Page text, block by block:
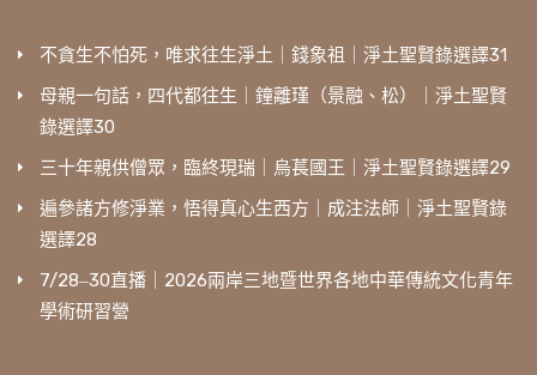
不貪生不怕死，唯求往生淨土｜錢象祖｜淨土聖賢錄選譯31
母親一句話，四代都往生｜鐘離瑾（景融、松）｜淨土聖賢
錄選譯30
三十年親供僧眾，臨終現瑞｜烏萇國王｜淨土聖賢錄選譯29
遍參諸方修淨業，悟得真心生西方｜成注法師｜淨土聖賢錄
選譯28
7/28‒30直播｜2026兩岸三地暨世界各地中華傳統文化青年
學術研習營